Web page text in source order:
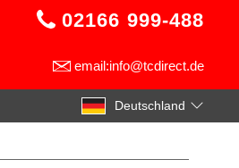
Deutschland
02166 999-488
email:info@tcdirect.de